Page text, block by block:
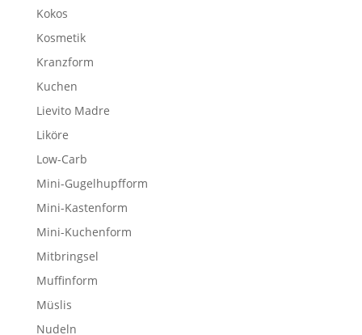
Kokos
Kosmetik
Kranzform
Kuchen
Lievito Madre
Liköre
Low-Carb
Mini-Gugelhupfform
Mini-Kastenform
Mini-Kuchenform
Mitbringsel
Muffinform
Müslis
Nudeln